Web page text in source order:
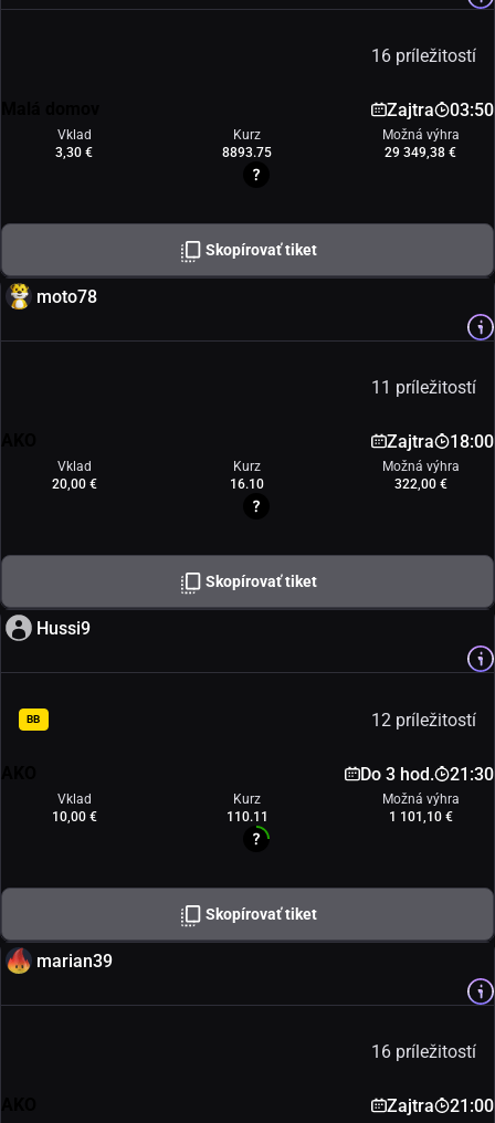
16 príležitostí
Zajtra 03:50
Vklad
3,30 €
Kurz
8893.75
Možná výhra
29 349,38 €
Skopírovať tiket
moto78
11 príležitostí
Zajtra 18:00
Vklad
20,00 €
Kurz
16.10
Možná výhra
322,00 €
Skopírovať tiket
Hussi9
BB 12 príležitostí
Do 3 hod. 21:30
Vklad
10,00 €
Kurz
110.11
Možná výhra
1 101,10 €
Skopírovať tiket
marian39
16 príležitostí
Zajtra 21:00